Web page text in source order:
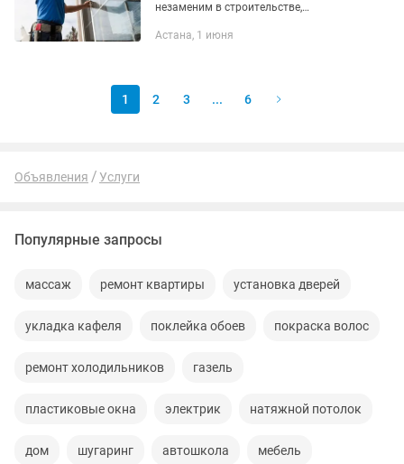
незаменим в строительстве,
проведении монтажных работ на
Астана, 1 июня
1 2 3 ... 6
Объявления Услуги
Популярные запросы
массаж ремонт квартиры установка дверей
укладка кафеля поклейка обоев покраска волос
ремонт холодильников газель
пластиковые окна электрик натяжной потолок
дом шугаринг автошкола мебель